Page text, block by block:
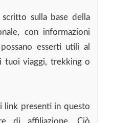
sulla base della
con informazioni
esserti utili al
tuoi viaggi, trekking o
link presenti in questo
di affiliazione. Ciò